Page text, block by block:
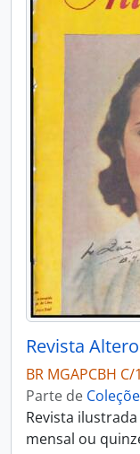
Revista
BR MGAPCBH
Parte de
Revista
mensal ou